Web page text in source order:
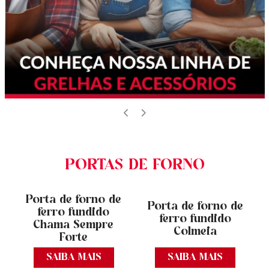
PORTAS DE FORNO
Porta de forno de
ferro fundido
Chama Sempre
Forte
SAIBA MAIS
Porta de forno de
ferro fundido
Colmeia
SAIBA MAIS